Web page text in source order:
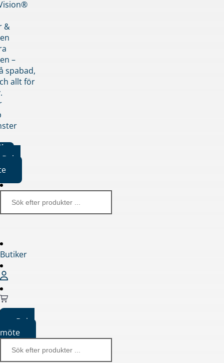
&
–
spabad,
allt för
Boka
Butiker
Boka
möte